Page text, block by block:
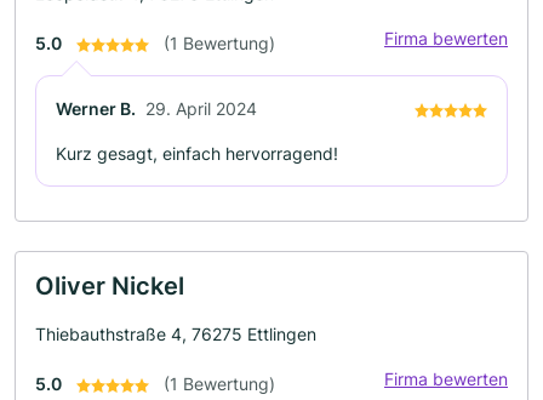
5.0 (1 Bewertung) Firma bewerten
Werner B. 29. April 2024
Kurz gesagt, einfach hervorragend!
Oliver Nickel
Thiebauthstraße 4, 76275 Ettlingen
5.0 (1 Bewertung) Firma bewerten